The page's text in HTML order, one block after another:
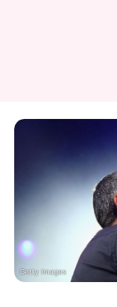
Getty Images